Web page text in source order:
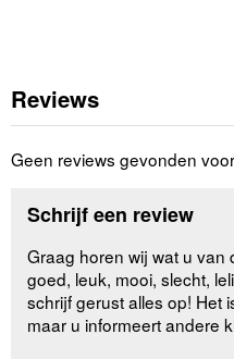
Reviews
Geen reviews gevonden
Schrijf een review
Graag horen wij wat u van
goed, leuk, mooi, slecht,
schrijf gerust alles op! Het
maar u informeert andere